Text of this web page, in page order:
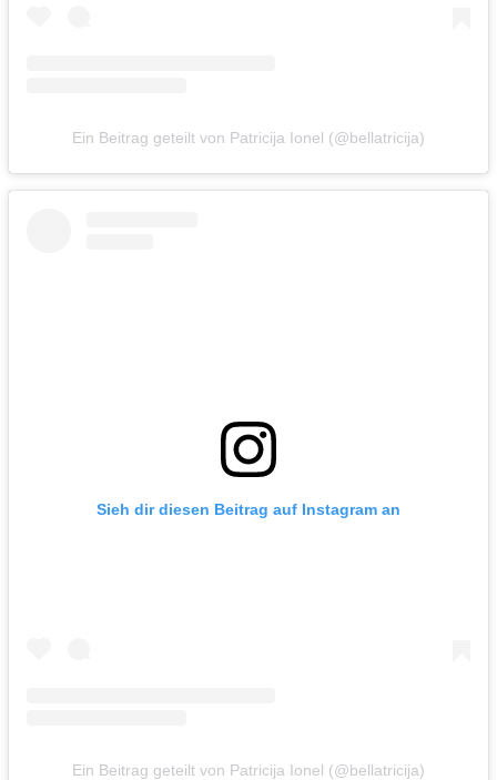
Ein Beitrag geteilt von Patricija Ionel (@bellatricija)
Sieh dir diesen Beitrag auf Instagram an
Ein Beitrag geteilt von Patricija Ionel (@bellatricija)